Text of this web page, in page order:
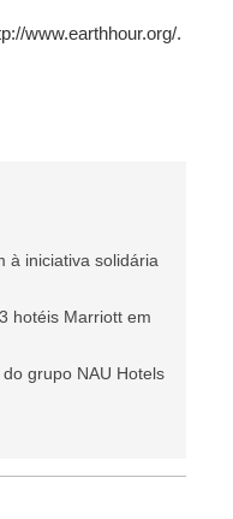
www.earthhour.org/.
à iniciativa solidária
hotéis Marriott em
grupo NAU Hotels